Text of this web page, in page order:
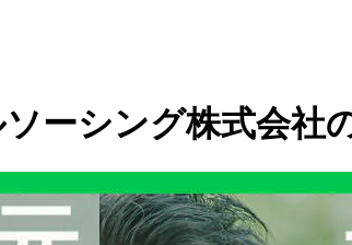
ーシング株式会社